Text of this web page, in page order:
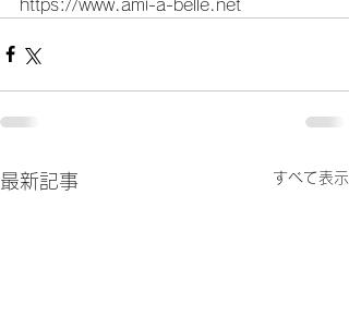
https://www.ami-a-belle.net
最新記事 すべて表示